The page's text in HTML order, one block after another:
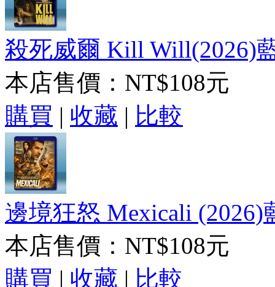
殺死威爾 Kill Will(2026)
本店售價： NT$108元
購買 | 收藏 | 比較
邊境狂怒 Mexicali (2026)
本店售價： NT$108元
購買 | 收藏 | 比較